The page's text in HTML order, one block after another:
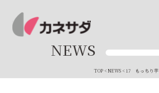
TOP
NEWS
TOP<NEWS< 17 もっちり芋